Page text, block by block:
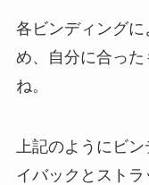
各ビンディング
め、自分に合っ
ね。
上記のようにビ
イバックとスト